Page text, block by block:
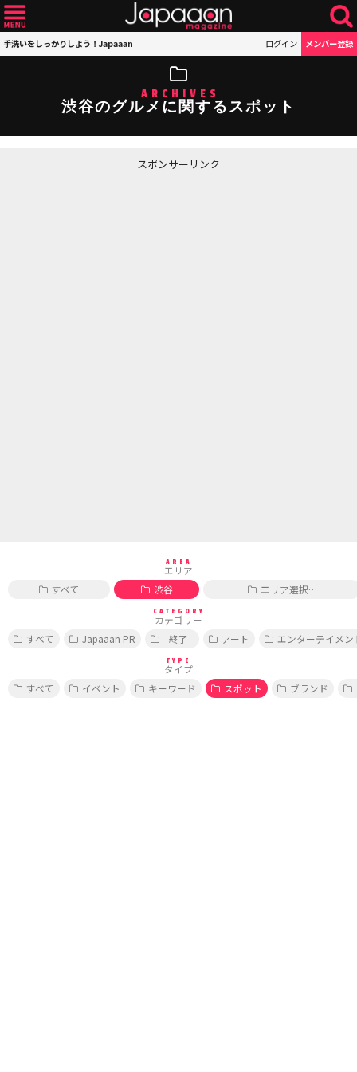
手洗いをしっかりしよう！Japaaan ログイン メンバー登録
ARCHIVES
渋谷のグルメに関するスポット
スポンサーリンク
AREA
エリア
すべて
渋谷 エリア選択…
CATEGORY
カテゴリー
すべて
Japaaan PR _終了_ アート エンターテイメン
TYPE
タイプ
すべて
イベント キーワード スポット ブランド